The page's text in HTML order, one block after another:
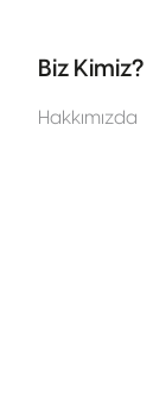
Biz Kimiz?
Hakkımızda